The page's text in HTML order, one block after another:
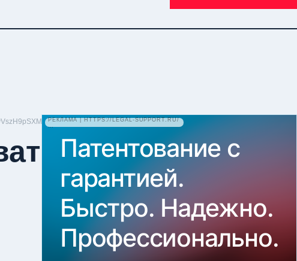
РЕКЛАМА | HTTPS://LEGAL-SUPPORT.RU/
…
Патентование с
гарантией.
Быстро. Надежно.
Профессионально.